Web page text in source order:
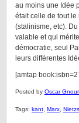
au moins une Idée
était celle de tout
(stalinisme, etc).
valable et qui
démocratie, seul
leurs différentes
[amtap
Posted by Oscar
Tags: kant Marx